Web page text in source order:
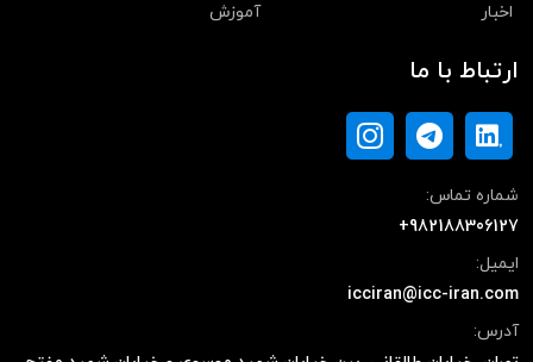
اخبار
آموزش
ارتباط با ما
شماره تماس:
+982188306127
ایمیل:
icciran@icc-iran.com
آدرس: